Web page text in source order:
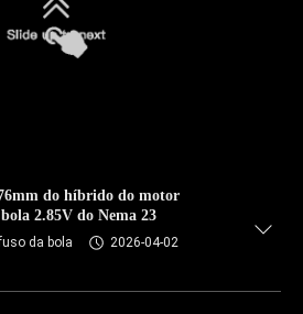
do híbrido do motor
2.85V do Nema 23
da bola
2026-04-02